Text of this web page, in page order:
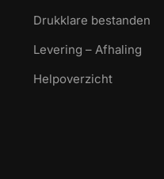
Drukklare bestanden
Levering – Afhaling
Helpoverzicht